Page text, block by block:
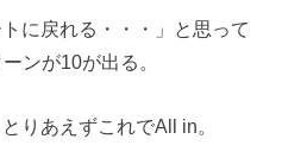
に戻れる・・・」と思って
ンが10が出る。
りあえずこれでAll in。